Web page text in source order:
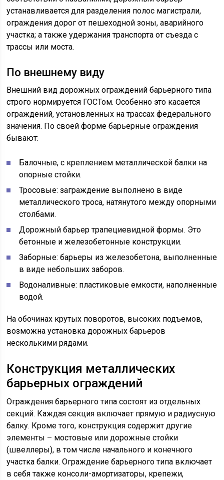
устанавливается для разделения полос магистрали,
ограждения дорог от пешеходной зоны, аварийного
участка; а также удержания транспорта от съезда с
трассы или моста.
По внешнему виду
Внешний вид дорожных ограждений барьерного типа
строго нормируется ГОСТом. Особенно это касается
ограждений, установленных на трассах федерального
значения. По своей форме барьерные ограждения
бывают:
Балочные, с креплением металлической балки на
опорные стойки.
Тросовые: заграждение выполнено в виде
металлического троса, натянутого между опорными
столбами.
Дорожный барьер трапециевидной формы. Это
бетонные и железобетонные конструкции.
Заборные: барьеры из железобетона, выполненные
в виде небольших заборов.
Водоналивные: пластиковые емкости, наполненные
водой.
На обочинах крутых поворотов, высоких подъемов,
возможна установка дорожных барьеров
несколькими рядами.
Конструкция металлических
барьерных ограждений
Ограждения барьерного типа состоят из отдельных
секций. Каждая секция включает прямую и радиусную
балку. Кроме того, конструкция содержит другие
элементы – мостовые или дорожные стойки
(швеллеры), в том числе начального и конечного
участка балки. Ограждение барьерного типа включает
в себя также консоли-амортизаторы, крепежи,